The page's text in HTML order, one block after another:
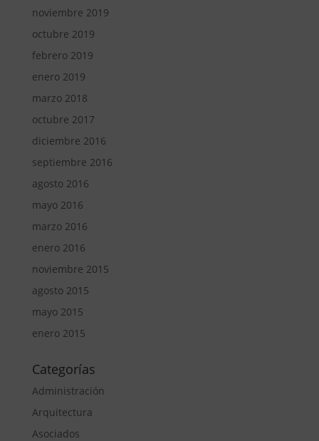
noviembre 2019
octubre 2019
febrero 2019
enero 2019
marzo 2018
octubre 2017
diciembre 2016
septiembre 2016
agosto 2016
mayo 2016
marzo 2016
enero 2016
noviembre 2015
agosto 2015
mayo 2015
enero 2015
Categorías
Administración
Arquitectura
Asociados